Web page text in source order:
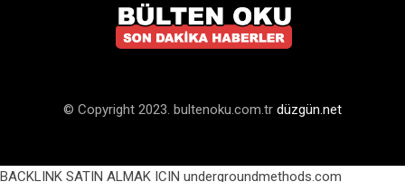
© Copyright 2023. bultenoku.com.tr düzgün.net
BACKLINK SATIN ALMAK ICIN undergroundmethods.com